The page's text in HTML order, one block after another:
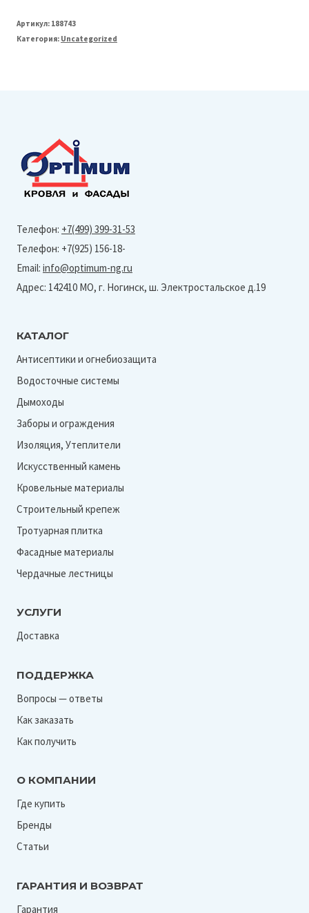
МеталлПрофиль
125/100
20-
Ral
90059005)
Артикул: 188743
Категория: Uncategorized
Телефон: +7(499) 399-31-53
Телефон: +7(925) 156-18-
Email: info@optimum-ng.ru
Адрес: 142410 МО, г. Ногинск, ш. Электростальское д.19
КАТАЛОГ
Антисептики и огнебиозащита
Водосточные системы
Дымоходы
Заборы и ограждения
Изоляция, Утеплители
Искусственный камень
Кровельные материалы
Строительный крепеж
Тротуарная плитка
Фасадные материалы
Чердачные лестницы
УСЛУГИ
Доставка
ПОДДЕРЖКА
Вопросы — ответы
Как заказать
Как получить
О КОМПАНИИ
Где купить
Бренды
Статьи
ГАРАНТИЯ И ВОЗВРАТ
Гарантия